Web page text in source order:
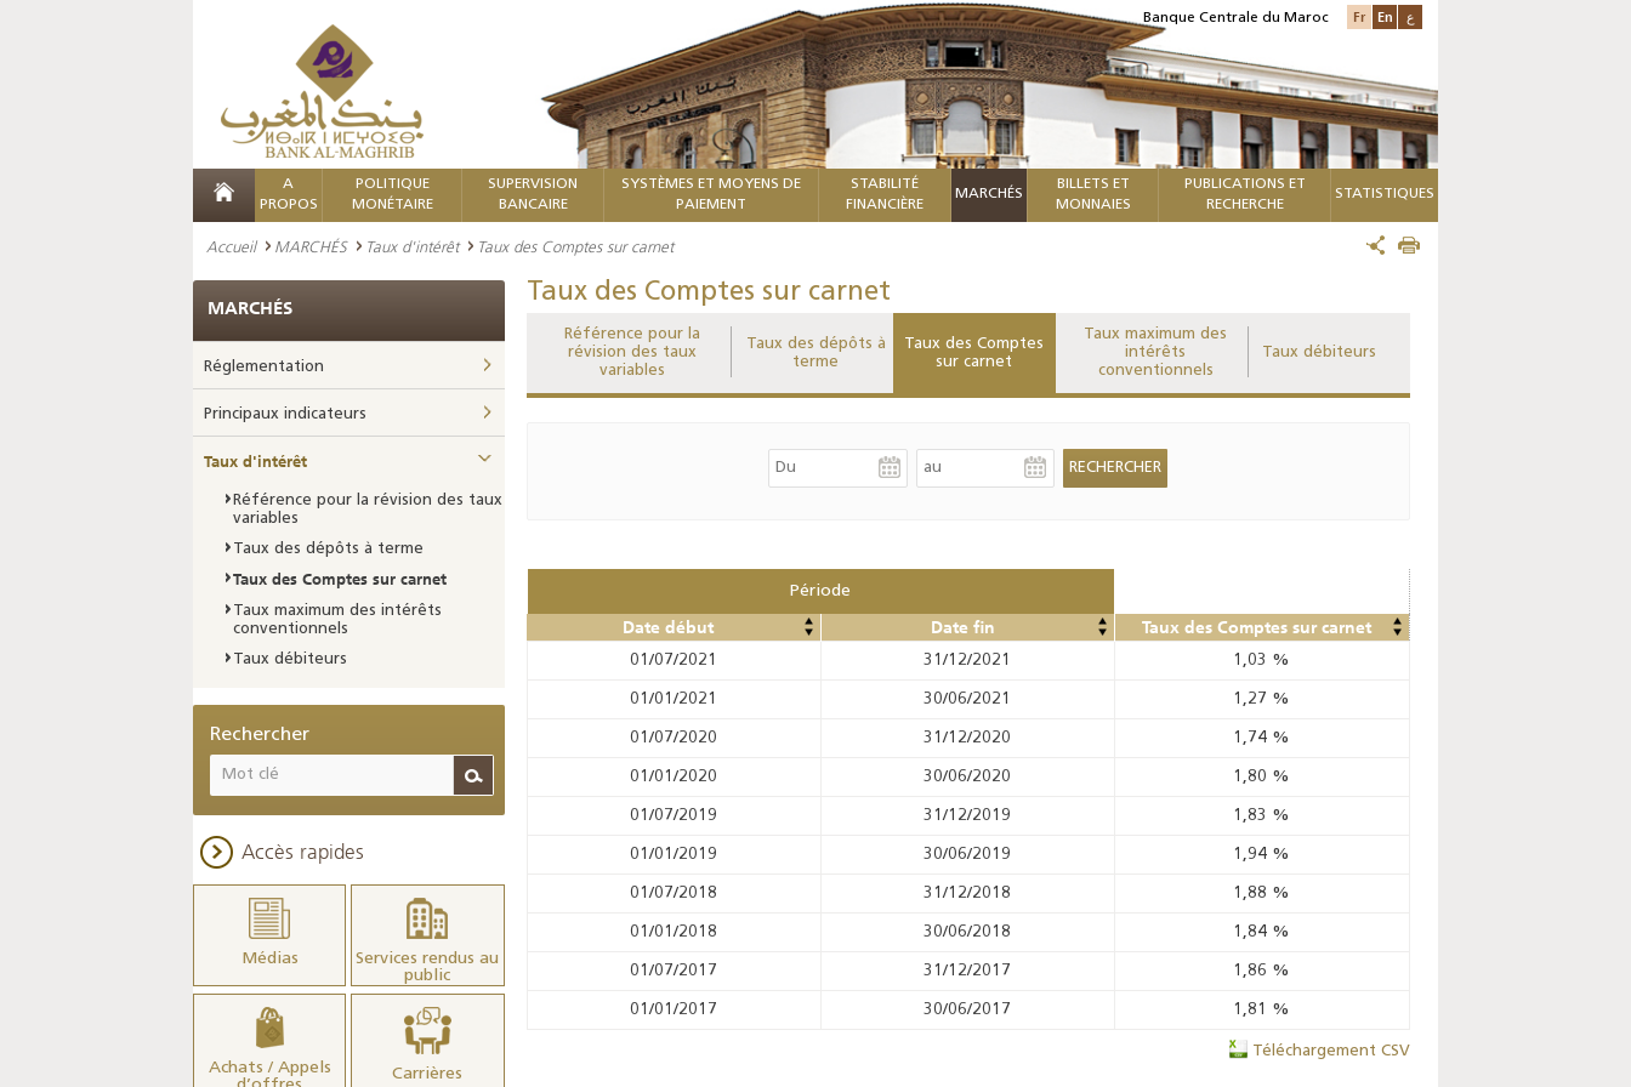
Banque Centrale du Maroc Fr En ع
A
PROPOS
POLITIQUE
MONÉTAIRE
SUPERVISION
BANCAIRE
SYSTÈMES ET MOYENS DE
PAIEMENT
STABILITÉ
FINANCIÈRE
MARCHÉS
BILLETS ET
MONNAIES
PUBLICATIONS ET
RECHERCHE
STATISTIQUES
Accueil MARCHÉS Taux d'intérêt Taux des Comptes sur carnet
Taux des Comptes sur carnet
Référence pour la
révision des taux
variables
Taux des dépôts à
terme
Taux des Comptes
sur carnet
Taux maximum des
intérêts
conventionnels
Taux débiteurs
Période
Date début Date fin Taux des Comptes sur carnet
01/07/2021 31/12/2021 1,03 %
01/01/2021 30/06/2021 1,27 %
01/07/2020 31/12/2020 1,74 %
01/01/2020 30/06/2020 1,80 %
01/07/2019 31/12/2019 1,83 %
01/01/2019 30/06/2019 1,94 %
01/07/2018 31/12/2018 1,88 %
01/01/2018 30/06/2018 1,84 %
01/07/2017 31/12/2017 1,86 %
01/01/2017 30/06/2017 1,81 %
Téléchargement CSV
MARCHÉS
Réglementation
Principaux indicateurs
Taux d'intérêt
Référence pour la révision des taux
variables
Taux des dépôts à terme
Taux des Comptes sur carnet
Taux maximum des intérêts
conventionnels
Taux débiteurs
Rechercher
Accès rapides
Médias
Services rendus au
public
Achats / Appels
Carrières